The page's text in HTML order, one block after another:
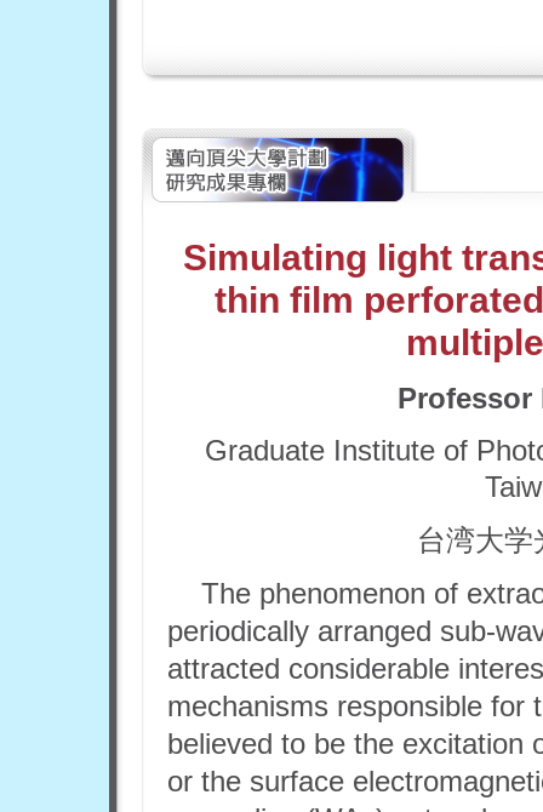
Simulating light
thin film
Professor
Graduate Institute of
台湾大
The phenomenon of
periodically arranged sub-
attracted considerable
mechanisms responsible for
believed to be the excitation
or the surface